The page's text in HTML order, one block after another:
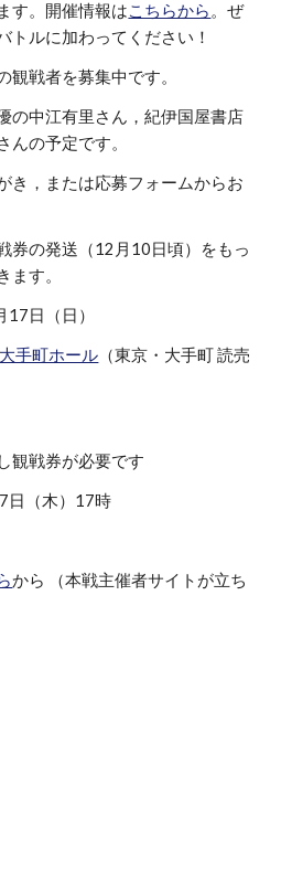
す。開催情報はこちらから 。ぜ
トルに加わってください！
観戦者を募集中です。
の中江有里さん，紀伊国屋書店
んの予定です。
き，または応募フォームからお
券の発送（12月10日頃）をもっ
ます。
17日（日）
手町ホール （東京・大手町 読売
観戦券が必要です
日（木）17時
から （本戦主催者サイトが立ち